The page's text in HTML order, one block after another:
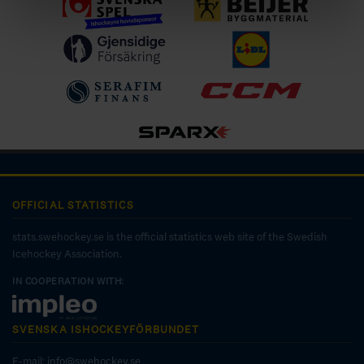
OFFICIAL STATISTICS
stats.swehockey.se is the official statistics web site of the Swedish
Icehockey Association.
IN COOPERATION WITH:
SVENSKA ISHOCKEYFÖRBUNDET
E-mail: info@swehockey.se